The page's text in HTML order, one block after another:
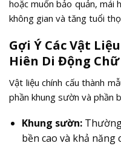
hoặc muốn bảo quản, mái
không gian và tăng tuổi
Gợi Ý Các Vật
Hiên Di Động Chữ
Vật liệu chính cấu thành
phần khung sườn và phần
Khung sườn:Thường
bền cao và khả